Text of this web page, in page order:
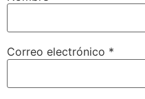
Correo electrónico *